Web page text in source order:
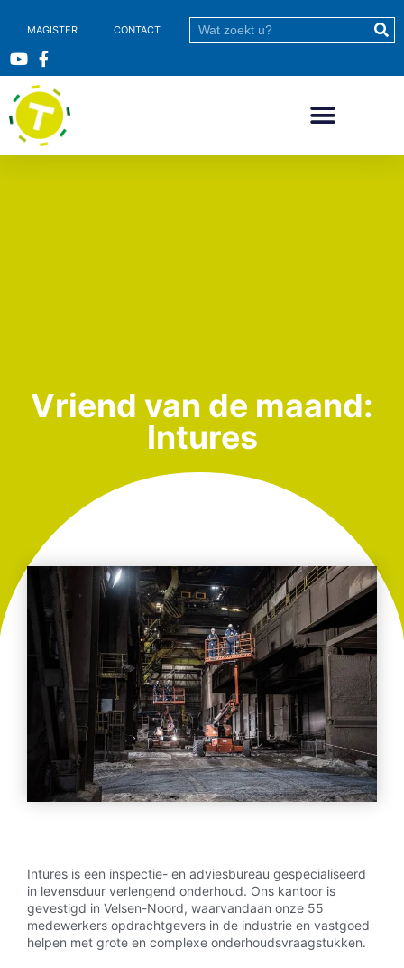
MAGISTER CONTACT
Vriend van de maand:
Intures
Intures is een inspectie- en adviesbureau gespecialiseerd
in levensduur verlengend onderhoud. Ons kantoor is
gevestigd in Velsen-Noord, waarvandaan onze 55
medewerkers opdrachtgevers in de industrie en vastgoed
helpen met grote en complexe onderhoudsvraagstukken.